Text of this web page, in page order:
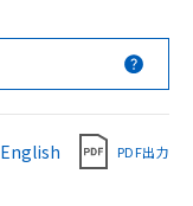
English PDF出力